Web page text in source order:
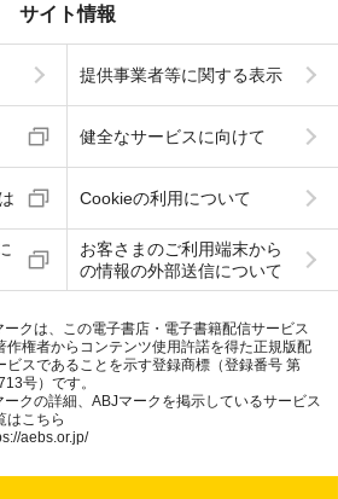
サイト情報
提供事業者等に関する表示
健全なサービスに向けて
Cookieの利用について
お客さまのご利用端末から
の情報の外部送信について
ークは、この電子書店・電子書籍配信サービス
作権者からコンテンツ使用許諾を得た正規版配
ビスであることを示す登録商標（登録番号 第
号）です。
ークの詳細、ABJマークを掲示しているサービス
はこちら
aebs.or.jp/